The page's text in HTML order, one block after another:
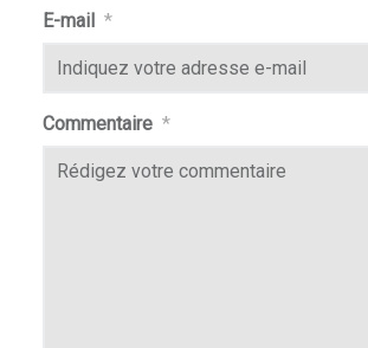
E-mail *
Commentaire *